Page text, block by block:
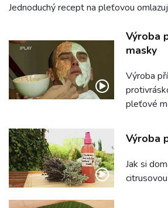
Jednoduchý recept na pleťovou
Výroba
masky
Výroba
pleťové
Výroba
Jak si